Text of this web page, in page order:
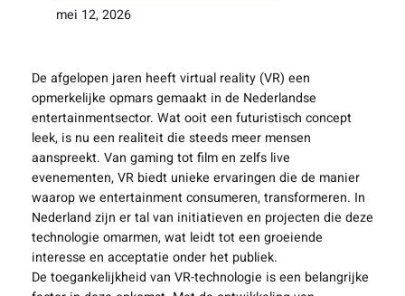
mei 12, 2026
De afgelopen jaren heeft virtual reality (VR) een
opmerkelijke opmars gemaakt in de Nederlandse
entertainmentsector. Wat ooit een futuristisch concept
leek, is nu een realiteit die steeds meer mensen
aanspreekt. Van gaming tot film en zelfs live
evenementen, VR biedt unieke ervaringen die de manier
waarop we entertainment consumeren, transformeren. In
Nederland zijn er tal van initiatieven en projecten die deze
technologie omarmen, wat leidt tot een groeiende
interesse en acceptatie onder het publiek.
De toegankelijkheid van VR-technologie is een belangrijke